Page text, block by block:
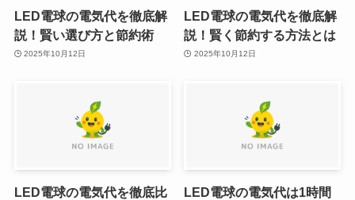
LED電球の電気代を徹底解
説！賢い選び方と節約術
2025年10月12日
LED電球の電気代を徹底解
説！賢く節約する方法とは
2025年10月12日
LED電球の電気代を徹底比
LED電球の電気代は1時間